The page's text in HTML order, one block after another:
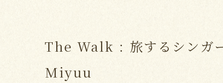
The Walk : 旅するシンガ
Miyuu